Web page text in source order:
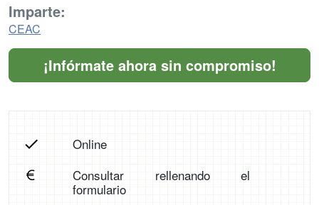
Imparte:
CEAC
¡Infórmate ahora sin compromiso!
Online
Consultar rellenando el
formulario